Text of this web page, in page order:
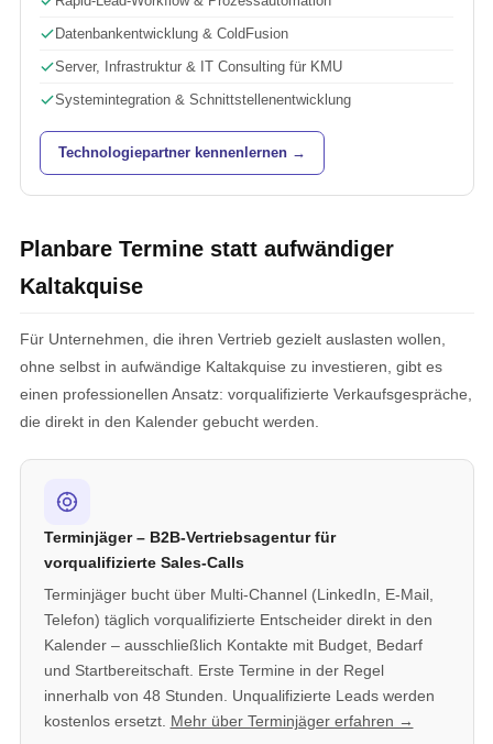
Datenbankentwicklung & ColdFusion
Server, Infrastruktur & IT Consulting für KMU
Systemintegration & Schnittstellenentwicklung
Technologiepartner kennenlernen →
Planbare Termine statt aufwändiger
Kaltakquise
Für Unternehmen, die ihren Vertrieb gezielt auslasten wollen,
ohne selbst in aufwändige Kaltakquise zu investieren, gibt es
einen professionellen Ansatz: vorqualifizierte Verkaufsgespräche,
die direkt in den Kalender gebucht werden.
Terminjäger – B2B-Vertriebsagentur für
vorqualifizierte Sales-Calls
Terminjäger bucht über Multi-Channel (LinkedIn, E-Mail,
Telefon) täglich vorqualifizierte Entscheider direkt in den
Kalender – ausschließlich Kontakte mit Budget, Bedarf
und Startbereitschaft. Erste Termine in der Regel
innerhalb von 48 Stunden. Unqualifizierte Leads werden
kostenlos ersetzt. Mehr über Terminjäger erfahren →